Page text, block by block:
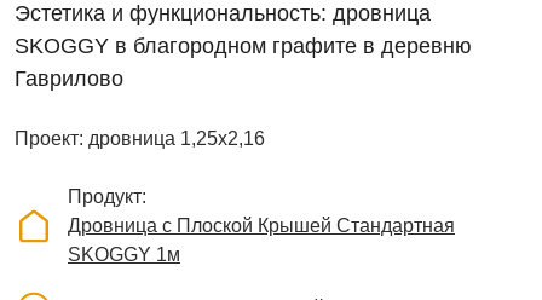
Эстетика и функциональность: дровница
SKOGGY в благородном графите в деревню
Гаврилово
Проект: дровница 1,25х2,16
Продукт
Дровница с Плоской Крышей Стандартная
SKOGGY 1м